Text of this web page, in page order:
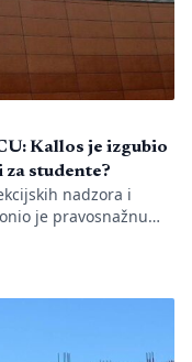
Kallos je izgubio
studente?
nadzora i
je pravosnažnu
zabrana rada
godine i novac u
suda u […]